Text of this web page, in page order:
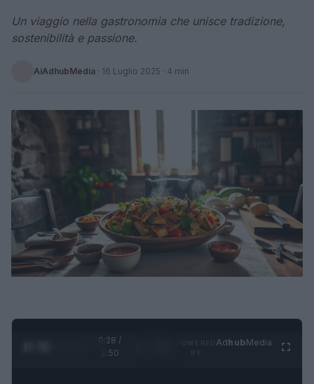
Un viaggio nella gastronomia che unisce tradizione,
sostenibilità e passione.
AiAdhubMedia · 16 Luglio 2025 · 4 min
0:29 /
1:50
AdhubMedia